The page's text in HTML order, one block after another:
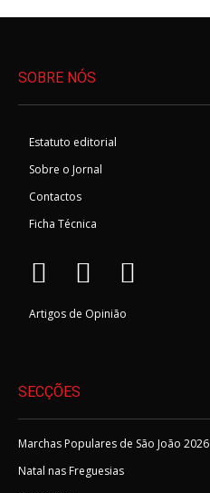
SOBRE NÓS
Estatuto editorial
Sobre o Jornal
Contactos
Ficha Técnica
Artigos de Opinião
SECÇÕES
Marchas Populares de São João 2026
Natal nas Freguesias